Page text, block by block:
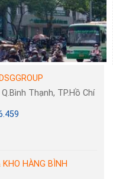
Thạnh, TP.Hồ Chí
HÀNG BÌNH